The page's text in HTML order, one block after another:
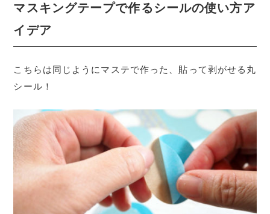
マスキングテープで作るシールの使い方ア
イデア
こちらは同じようにマステで作った、貼って剥がせる丸
シール！